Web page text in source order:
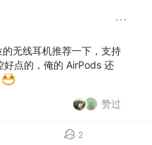
无线耳机推荐一下，支持
好点的，俺的 AirPods 还
赞过
2